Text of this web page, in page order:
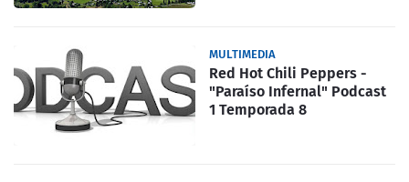
MULTIMEDIA
Red Hot Chili Peppers -
"Paraíso Infernal" Podcast
1 Temporada 8